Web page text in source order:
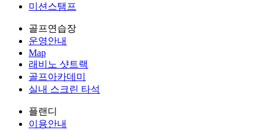
미션스탬프
골프연습장
운영안내
Map
래비노 샷트랙
골프아카데미
실내 스크린 타석
플랜디
이용안내